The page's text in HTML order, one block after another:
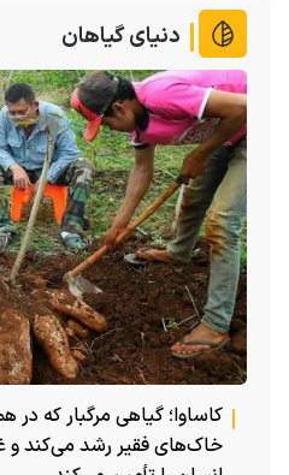
دنیای گیاهان
کاساوا؛ گیاهی مرگبار که
خاک‌های فقیر رشد می‌کند و